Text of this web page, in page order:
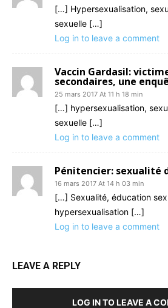
[…] Hypersexualisation,
sexuelle […]
Log in to leave a comment
Vaccin Gardasil:
secondaires, une
25 mars 2017 At 11 h 18 min
[…] hypersexualisation,
sexuelle […]
Log in to leave a comment
Pénitencier: sexualité
16 mars 2017 At 14 h 03 min
[…] Sexualité, éducation
hypersexualisation […]
Log in to leave a comment
LEAVE A REPLY
LOG IN TO LEAVE A